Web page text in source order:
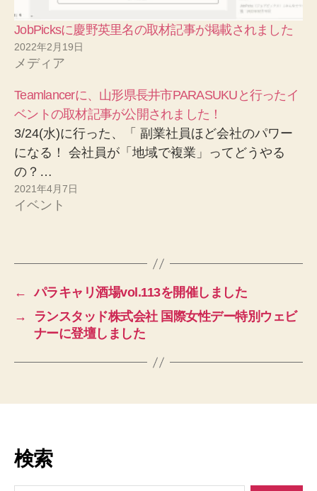
JobPicksに慶野英里名の取材記事が掲載されました
2022年2月19日
メディア
Teamlancerに、山形県長井市PARASUKUと行ったイ
ベントの取材記事が公開されました！
3/24(水)に行った、「 副業社員ほど会社のパワー
になる！ 会社員が「地域で複業」ってどうやる
の？…
2021年4月7日
イベント
←
パラキャリ酒場vol.113を開催しました
→
ランスタッド株式会社 国際女性デー特別ウェビ
ナーに登壇しました
検索